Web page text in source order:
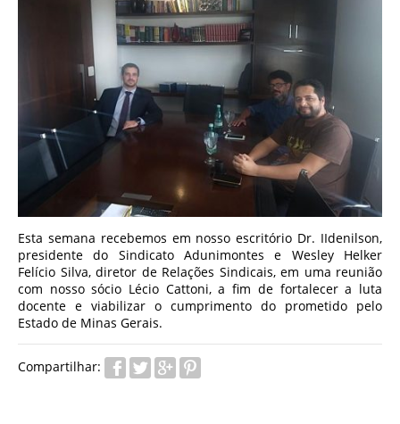
Esta semana recebemos em nosso escritório Dr. IIdenilson,
presidente do Sindicato Adunimontes e Wesley Helker
Felício Silva, diretor de Relações Sindicais, em uma reunião
com nosso sócio Lécio Cattoni, a fim de fortalecer a luta
docente e viabilizar o cumprimento do prometido pelo
Estado de Minas Gerais.
Compartilhar: